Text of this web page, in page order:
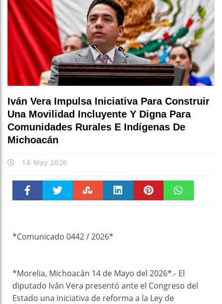
Iván Vera Impulsa Iniciativa Para Construir
Una Movilidad Incluyente Y Digna Para
Comunidades Rurales E Indígenas De
Michoacán
14 May 2026
*Comunicado 0442 / 2026*
*Morelia, Michoacán 14 de Mayo del 2026*.- El
diputado Iván Vera presentó ante el Congreso del
Estado una iniciativa de reforma a la Ley de